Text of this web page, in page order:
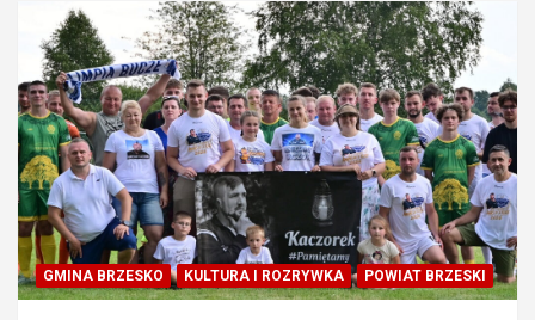
GMINA BRZESKO KULTURA I ROZRYWKA POWIAT BRZESKI